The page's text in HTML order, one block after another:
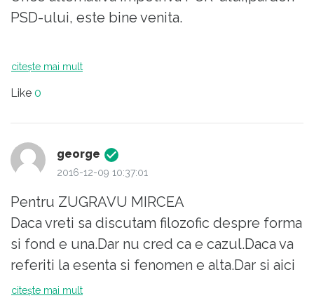
PSD-ului, este bine venita.
citește mai mult
Like 0
george
2016-12-09 10:37:01
Pentru ZUGRAVU MIRCEA
Daca vreti sa discutam filozofic despre forma
si fond e una.Dar nu cred ca e cazul.Daca va
referiti la esenta si fenomen e alta.Dar si aici
nu e cazul.
citește mai mult